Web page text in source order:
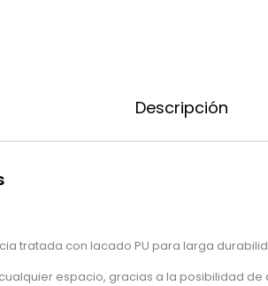
Descripción
tratada con lacado PU para larga
espacio, gracias a la posibilidad